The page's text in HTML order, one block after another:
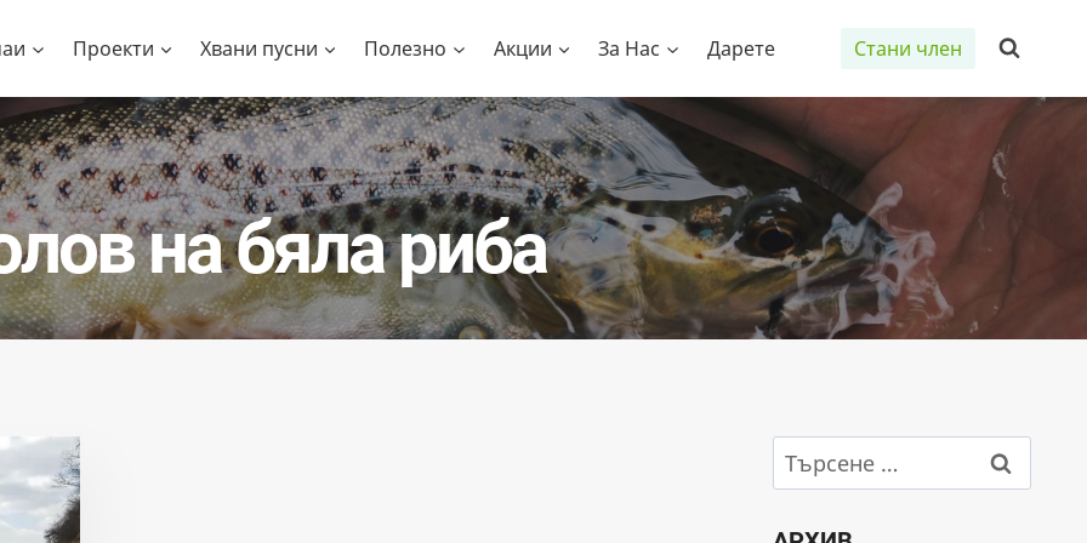
Проекти Хвани пусни Полезно Акции За Нас Дарете Стани член
на бяла риба
Търсене
за: